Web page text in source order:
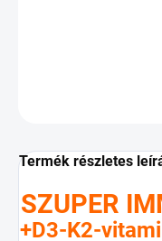
Termék részletes
SZUPER
+D3-K2-